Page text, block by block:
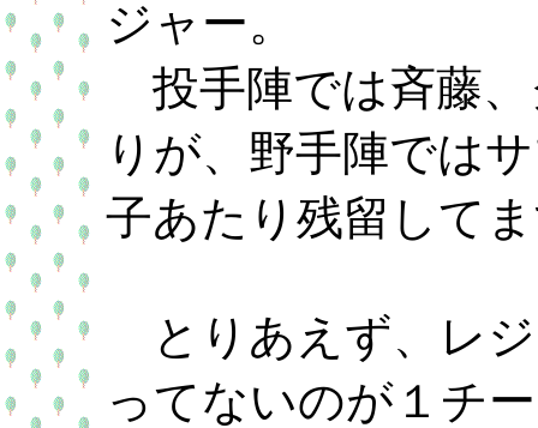
ジャー。
投手陣では斉藤、
りが、野手陣では
子あたり残留して
とりあえず、レ
ってないのが１チ